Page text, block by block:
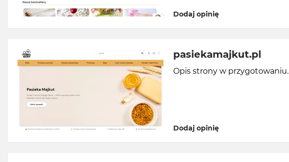
Dodaj opinię
pasiekamajkut.pl
Opis strony w przygotowaniu.
Dodaj opinię